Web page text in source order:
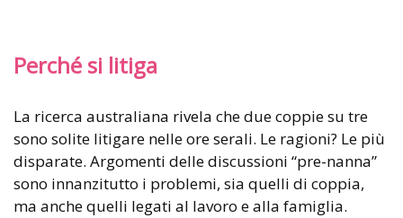
Perché si litiga
La ricerca australiana rivela che due coppie su tre
sono solite litigare nelle ore serali. Le ragioni? Le più
disparate. Argomenti delle discussioni “pre-nanna”
sono innanzitutto i problemi, sia quelli di coppia,
ma anche quelli legati al lavoro e alla famiglia.